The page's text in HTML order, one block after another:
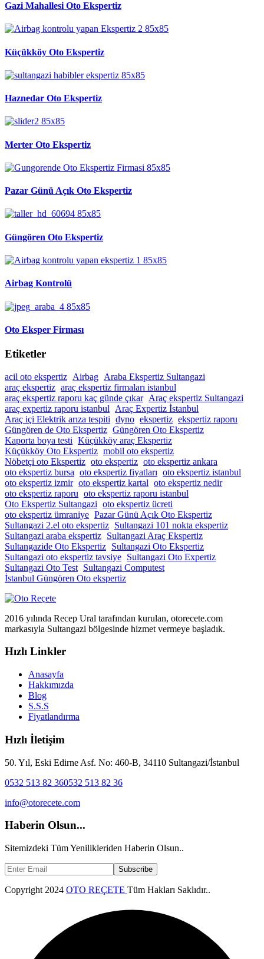
Gazi Mahallesi Oto Ekspertiz
Küçükköy Oto Ekspertiz
Haznedar Oto Ekspertiz
Merter Oto Ekspertiz
Pazar Günü Açık Oto Ekspertiz
Güngören Oto Ekspertiz
Airbag Kontrolü
Oto Eksper Firması
Etiketler
acil oto ekspertiz Airbag Araba Ekspertiz Sultangazi
araç ekspertiz araç ekspertiz firmaları istanbul
araç ekspertiz raporu kaç günde çıkar Araç ekspertiz Sultangazi
araç expertiz raporu istanbul
Araç Expertiz İstanbul
Araç içi Elektrik arıza tespiti dyno ekspertiz ekspertiz raporu
Güngören de Oto Ekspertiz Güngören Oto Ekspertiz
Kaporta boya testi Küçükköy araç Ekspertiz
Küçükköy Oto Ekspertiz mobil oto ekspertiz
Nöbetçi oto Ekspertiz oto ekspertiz oto ekspertiz ankara
oto ekspertiz bursa oto ekspertiz fiyatları oto ekspertiz istanbul
oto ekspertiz izmir oto ekspertiz kartal oto ekspertiz nedir
oto ekspertiz raporu oto ekspertiz raporu istanbul
Oto Ekspertiz Sultangazi oto ekspertiz ücreti
oto ekspertiz ümraniye Pazar Günü Açık Oto Ekspertiz
Sultangazi 2.el oto ekspertiz Sultangazi 101 nokta ekspertiz
Sultangazi araba ekspertiz Sultangazi Araç Ekspertiz
Sultangazide Oto Ekspertiz Sultangazi Oto Ekspertiz
Sultangazi oto ekspertiz tavsiye Sultangazi Oto Expertiz
Sultangazi Oto Test Sultangazi Computest
İstanbul Güngören Oto ekspertiz
2016 yılında Recep Ural tarafından kurulan, otorecete.com
markasıyla Sultangazi bölgesinde hizmet vermeye başladık.
Hızlı Linkler
Anasayfa
Hakkımızda
Blog
S.S.S
Fiyatlandırma
Hızlı İletişim
50. Yıl, Eski Edirne Asf. No: 460-B, 34110 Sultangazi/İstanbul
0532 513 82 360532 513 82 36
info@otorecete.com
Haberin Olsun...
Sitemizdeki Tüm Yenilikleriden Haberin Olsun..
Subscribe
Copyright 2024 OTO REÇETE Tüm Hakları Saklıdır..